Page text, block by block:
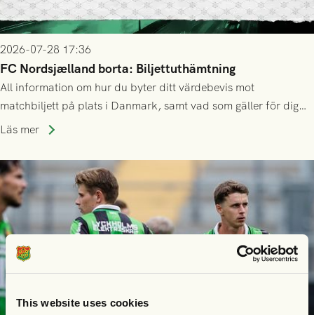
This website uses cookies
2026-07-28 17:36
FC Nordsjælland borta: Biljettuthämtning
All information om hur du byter ditt värdebevis mot
matchbiljett på plats i Danmark, samt vad som gäller för dig
som står på reservlista eller fått förhinder.
Läs mer